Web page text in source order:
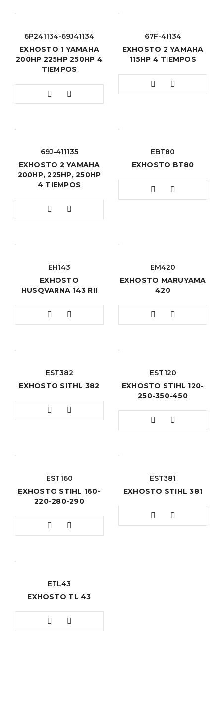
6P241134-69J41134
EXHOSTO 1 YAMAHA
200HP 225HP 250HP 4
TIEMPOS
67F-41134
EXHOSTO 2 YAMAHA
115HP 4 TIEMPOS
69J-411135
EXHOSTO 2 YAMAHA
200HP, 225HP, 250HP
4 TIEMPOS
EBT80
EXHOSTO BT80
EH143
EXHOSTO
HUSQVARNA 143 RII
EM420
EXHOSTO MARUYAMA
420
EST382
EXHOSTO SITHL 382
EST120
EXHOSTO STIHL 120-
250-350-450
EST160
EXHOSTO STIHL 160-
220-280-290
EST381
EXHOSTO STIHL 381
ETL43
EXHOSTO TL 43